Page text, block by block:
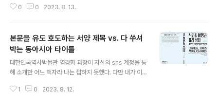
각살우라는 키워드로 짚어봤다. 발굴 부분은 한백문화재연
지른 글이 많아 기록 차원에서 적기해 둔다.
0 0 2023. 8. 13.
본문을 유도 호도하는 서양 제목 vs. 다 쑤셔
박는 동아시아 타이틀
대한민국역사박물관 염경화 과장이 자신의 sns 계정을 통
해 소개한 어느 책자라 나는 접하지 못했다. 다만 내가 이야
메인타이틀, 그리고 비판과 성찰의 박물관 인류학 을 표방
1 0 2023. 8. 12.